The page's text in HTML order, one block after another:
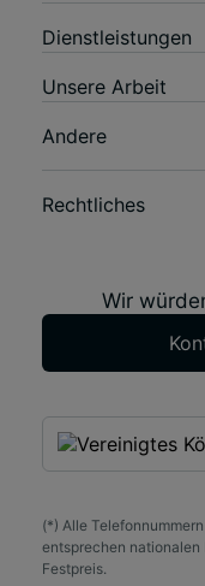
Dienstleistungen
Unsere Arbeit
Andere
Rechtliches
Wir
(*) Alle
entsprechen
Festpreis.